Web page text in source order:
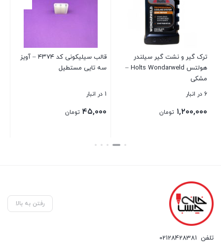
ترک گیر و نشت گیر سیلندر
هولتس Holts Wondarweld –
مشکی
6 در انبار
۱,۲۰۰,۰۰۰ تومان
قالب سیلیکونی کد ۴۳۷۴ – آویز
سه تایی مستطیل
1 در انبار
۴۵,۰۰۰ تومان
بستن
رفتن به بالا
تلفن 02128428381